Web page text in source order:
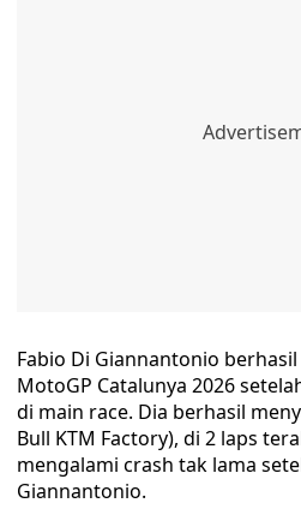
Fabio Di Giannantonio
MotoGP Catalunya 2026
di main race. Dia berhasil
Bull KTM Factory), di 2 laps
mengalami crash tak lama
Giannantonio.